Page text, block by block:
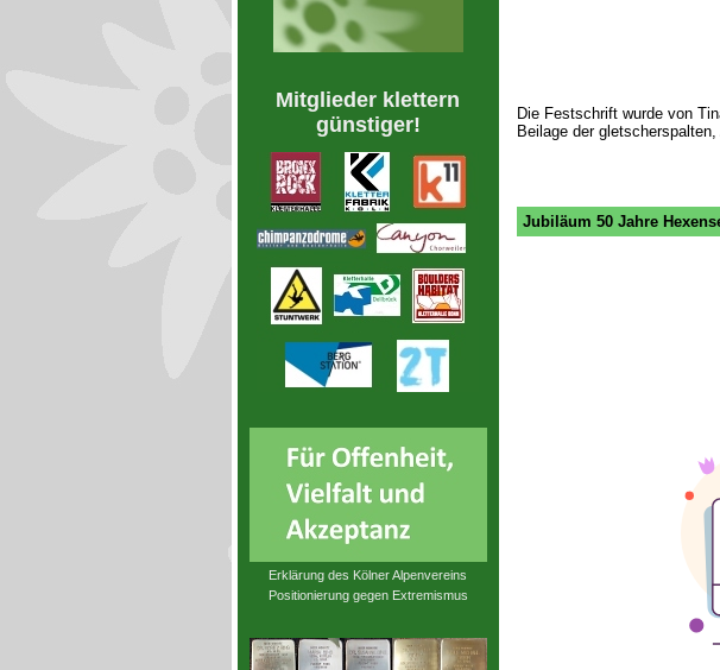
Mitglieder klettern
günstiger!
Erklärung des Kölner Alpenvereins
Positionierung gegen Extremismus
Die Festschrift wurde von
Beilage der
Jubiläum 50 Jahre